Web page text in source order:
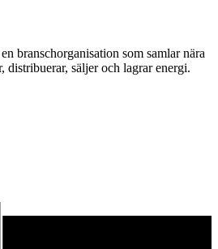
branschorganisation som samlar nära
distribuerar, säljer och lagrar energi.